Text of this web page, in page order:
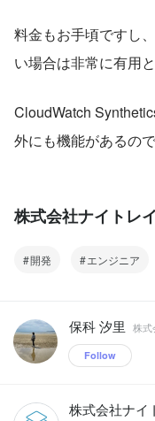
料金もお手頃ですし
い場合は非常に有用
CloudWatch
外にも機能があるの
株式会社ナイトレ
開発 エンジニア
保科 汐里 株式
Follow
株式会社ナイ